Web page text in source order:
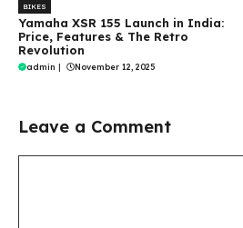
BIKES
Yamaha XSR 155 Launch in India:
Price, Features & The Retro
Revolution
admin | November 12, 2025
Leave a Comment